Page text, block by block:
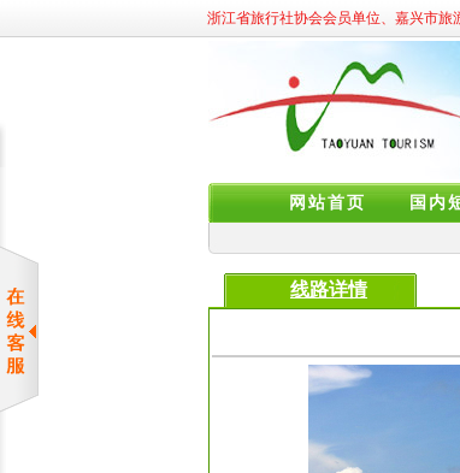
浙江省旅行社协会会员单位、嘉兴市
网站首页 国内
线路详情